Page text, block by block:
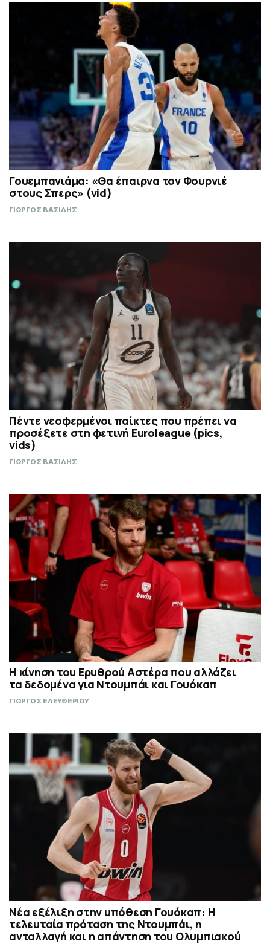
Γουεμπανιάμα: «Θα έπαιρνα τον Φουρνιέ
στους Σπερς» (vid)
ΓΙΩΡΓΟΣ ΒΑΣΙΛΗΣ
Πέντε νεοφερμένοι παίκτες που πρέπει να
προσέξετε στη φετινή Euroleague (pics,
vids)
ΓΙΩΡΓΟΣ ΒΑΣΙΛΗΣ
Η κίνηση του Ερυθρού Αστέρα που αλλάζει
τα δεδομένα για Ντουμπάι και Γουόκαπ
ΓΙΩΡΓΟΣ ΕΛΕΥΘΕΡΙΟΥ
Νέα εξέλιξη στην υπόθεση Γουόκαπ: Η
τελευταία πρόταση της Ντουμπάι, η
ανταλλαγή και η απάντηση του Ολυμπιακού